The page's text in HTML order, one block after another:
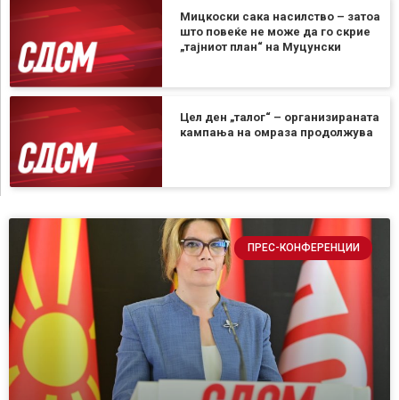
Мицкоски сака насилство – затоа
што повеќе не може да го скрие
„тајниот план“ на Муцунски
Цел ден „талог“ – организираната
кампања на омраза продолжува
ПРЕС-КОНФЕРЕНЦИИ